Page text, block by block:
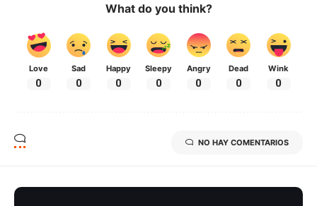
What do you think?
Love
0
Sad
0
Happy
0
Sleepy
0
Angry
0
Dead
0
Wink
0
NO HAY COMENTARIOS